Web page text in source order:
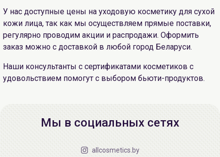
У нас доступные цены на уходовую косметику для сухой
кожи лица, так как мы осуществляем прямые поставки,
регулярно проводим акции и распродажи. Оформить
заказ можно с доставкой в любой город Беларуси.
Наши консультанты с сертификатами косметиков с
удовольствием помогут с выбором бьюти-продуктов.
Мы в социальных сетях
allcosmetics.by